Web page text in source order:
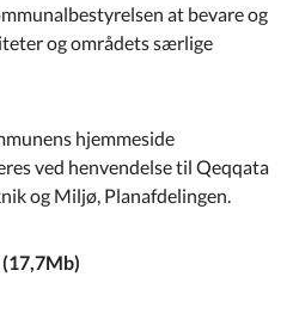
at bevare og
og områdets særlige
hjemmeside
ved henvendelse til Qeqqata
og Miljø, Planafdelingen.